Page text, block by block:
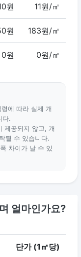
원 11원/㎡
원 183원/㎡
0원 0원/㎡
에 따라 실제 개
다.
제공되지 않고, 개
될 수 있습니다.
차이가 날 수 있
얼마인가요?
단가 (1㎡당)